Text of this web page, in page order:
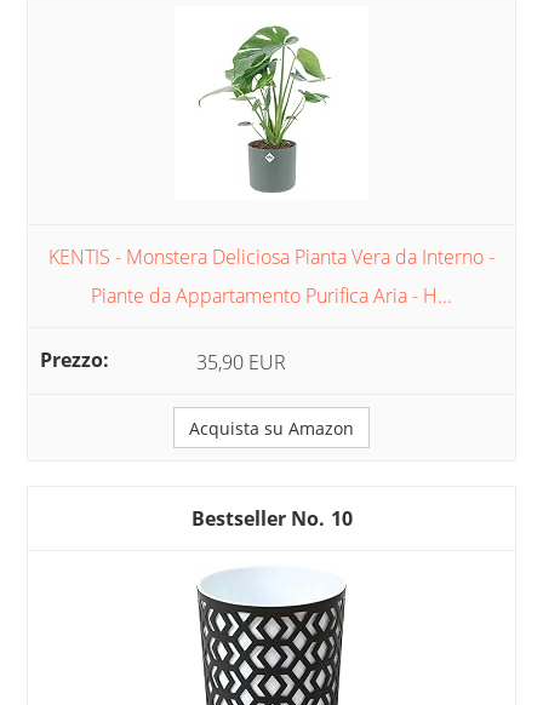
KENTIS - Monstera Deliciosa Pianta Vera da Interno -
Piante da Appartamento Purifica Aria - H...
35,90 EUR
Acquista su Amazon
10